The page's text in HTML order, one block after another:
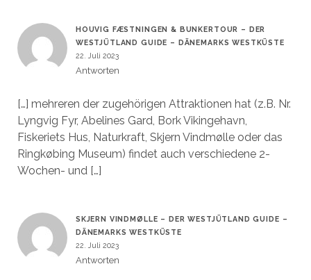
HOUVIG FÆSTNINGEN & BUNKERTOUR – DER
WESTJÜTLAND GUIDE – DÄNEMARKS WESTKÜSTE
22. Juli 2023
Antworten
[…] mehreren der zugehörigen Attraktionen hat (z.B. Nr.
Lyngvig Fyr, Abelines Gard, Bork Vikingehavn,
Fiskeriets Hus, Naturkraft, Skjern Vindmølle oder das
Ringkøbing Museum) findet auch verschiedene 2-
Wochen- und […]
SKJERN VINDMØLLE – DER WESTJÜTLAND GUIDE –
DÄNEMARKS WESTKÜSTE
22. Juli 2023
Antworten